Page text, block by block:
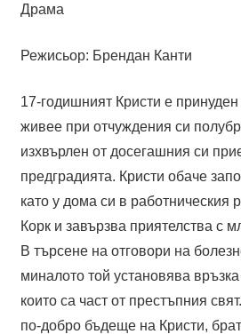
Драма
Режисьор: Брендан Канти
17-годишният Кристи е
живее при отчуждения си
изхвърлен от досегашния си
предградията. Кристи обаче
като у дома си в работническия
Корк и завързва приятелства с
В търсене на отговори на
миналото той установява
които са част от престъпния
по-добро бъдеще на Кристи,